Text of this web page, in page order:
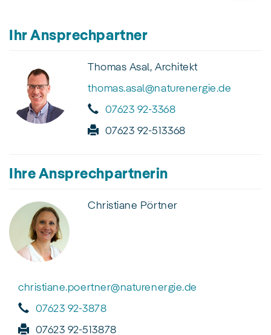
Ihr Ansprechpartner
Thomas Asal, Architekt
thomas.asal@naturenergie.de
07623 92-3368
07623 92-513368
Ihre Ansprechpartnerin
Christiane Pörtner
christiane.poertner@naturenergie.de
07623 92-3878
07623 92-513878